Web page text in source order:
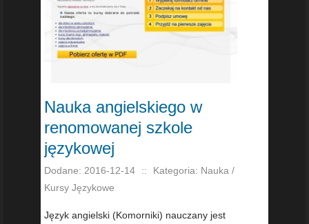
Nauka angielskiego w
renomowanej szkole
językowej
Dodane: 2016-12-14 ::
Kategoria: Nauka /
Kursy Językowe
Język angielski (Komorniki) nauczany jest